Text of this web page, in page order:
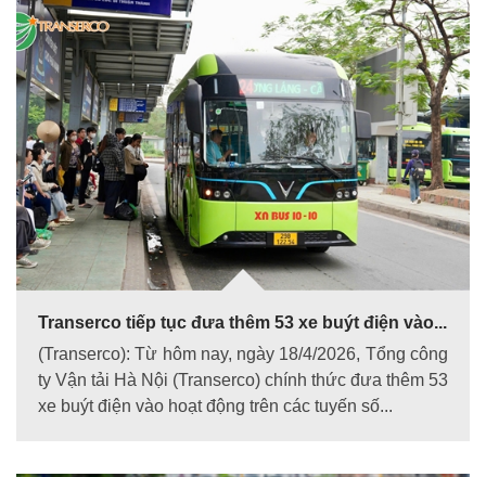
Transerco tiếp tục đưa thêm 53 xe buýt điện vào...
(Transerco): Từ hôm nay, ngày 18/4/2026, Tổng công
ty Vận tải Hà Nội (Transerco) chính thức đưa thêm 53
xe buýt điện vào hoạt động trên các tuyến số...